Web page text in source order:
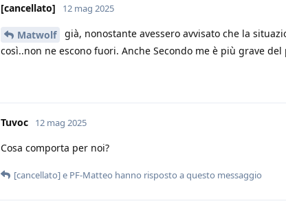
[cancellato] 12 mag 2025
Matwolf
già, nonostante avessero avvisato che la
così..non ne escono fuori. Anche Secondo me è più grave del
Tuvoc 12 mag 2025
Cosa comporta per noi?
[cancellato]e PF-Matteo hanno risposto a questo messaggio